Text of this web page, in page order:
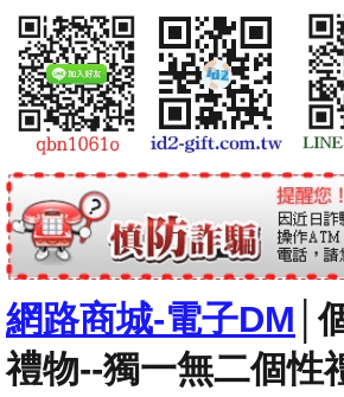
網路商城-電子DM │
禮物--獨一無二個性